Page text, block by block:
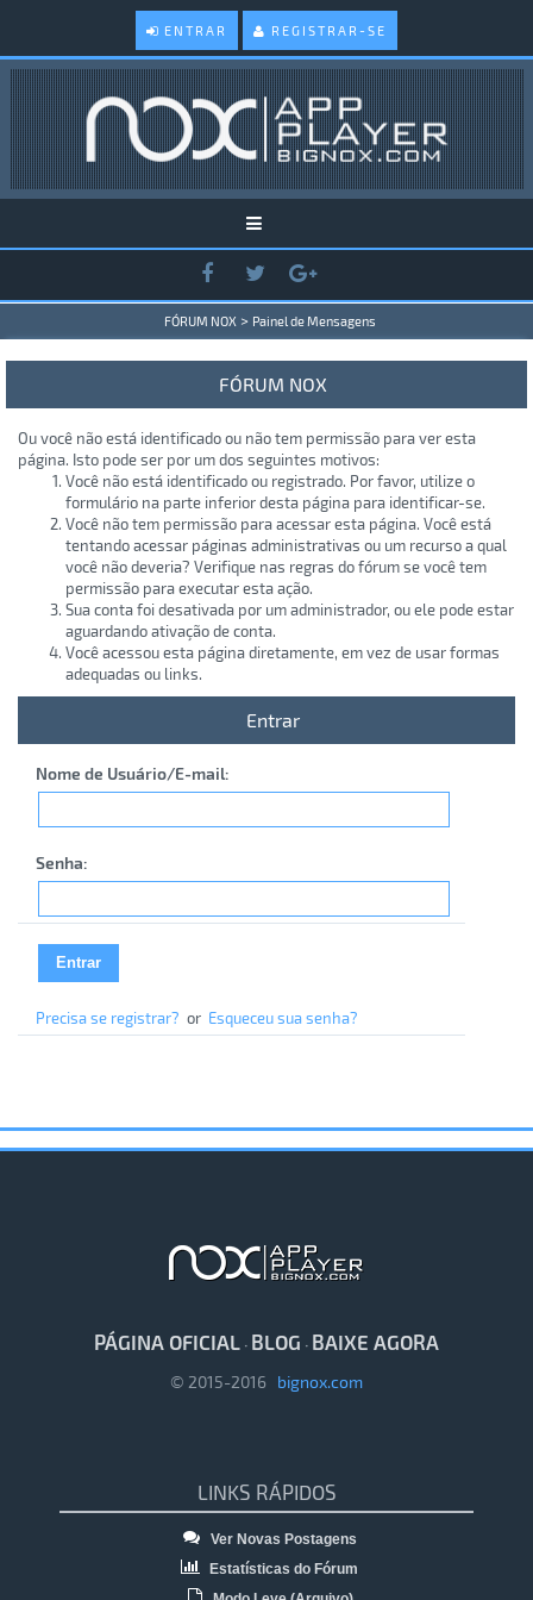
ENTRAR REGISTRAR-SE
FÓRUM NOX > Painel de Mensagens
FÓRUM NOX
Ou você não está identificado ou não tem permissão para ver esta
página. Isto pode ser por um dos seguintes motivos:
Você não está identificado ou registrado. Por favor, utilize o
formulário na parte inferior desta página para identificar-se.
Você não tem permissão para acessar esta página. Você está
tentando acessar páginas administrativas ou um recurso a qual
você não deveria? Verifique nas regras do fórum se você tem
permissão para executar esta ação.
Sua conta foi desativada por um administrador, ou ele pode estar
aguardando ativação de conta.
Você acessou esta página diretamente, em vez de usar formas
adequadas ou links.
Entrar
Nome de Usuário/E-mail:
Senha:
Precisa se registrar? or Esqueceu sua senha?
PÁGINA OFICIAL · BLOG · BAIXE AGORA
© 2015-2016 bignox.com
LINKS RÁPIDOS
Ver Novas Postagens
Estatísticas do Fórum